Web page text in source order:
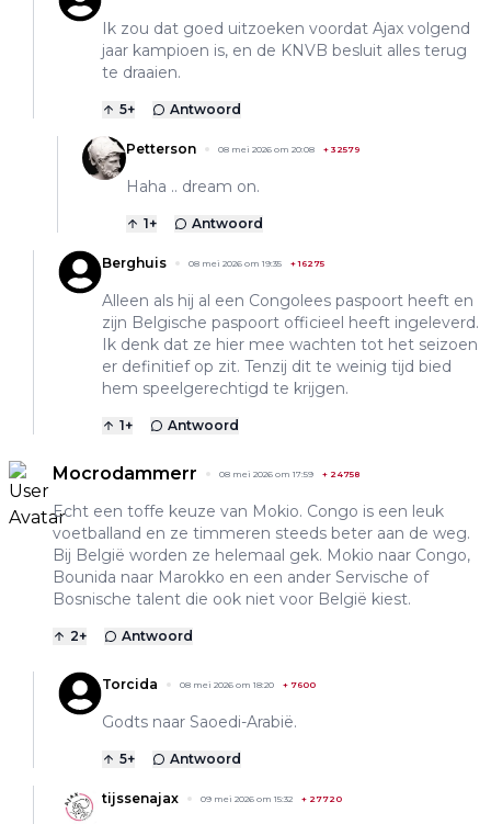
Ik zou dat goed uitzoeken voordat Ajax volgend
jaar kampioen is, en de KNVB besluit alles terug
te draaien.
5+ Antwoord
Petterson 08 mei 2026 om 20:08 + 32579
Haha .. dream on.
1+ Antwoord
Berghuis 08 mei 2026 om 19:35 +16275
Alleen als hij al een Congolees paspoort heeft en
zijn Belgische paspoort officieel heeft ingeleverd.
Ik denk dat ze hier mee wachten tot het seizoen
er definitief op zit. Tenzij dit te weinig tijd bied
hem speelgerechtigd te krijgen.
1+ Antwoord
Mocrodammerr 08 mei 2026 om 17:59 + 24758
Echt een toffe keuze van Mokio. Congo is een leuk
voetballand en ze timmeren steeds beter aan de weg.
Bij België worden ze helemaal gek. Mokio naar Congo,
Bounida naar Marokko en een ander Servische of
Bosnische talent die ook niet voor België kiest.
2+ Antwoord
Torcida 08 mei 2026 om 18:20 + 7600
Godts naar Saoedi-Arabië.
5+ Antwoord
tijssenajax 09 mei 2026 om 15:32 + 27720